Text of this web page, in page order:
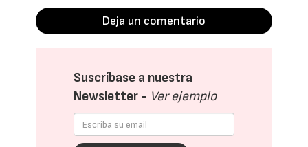
Deja un comentario
Suscríbase a nuestra
Newsletter - Ver ejemplo